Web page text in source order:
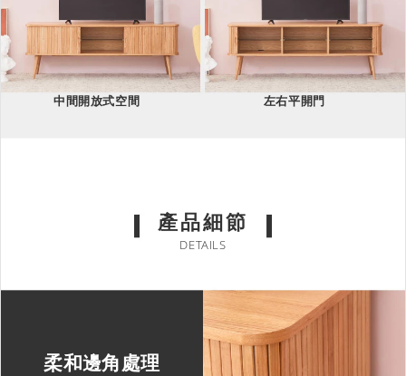
中間開放式空間 左右平開門
產品細節
DETAILS
柔和邊角處理